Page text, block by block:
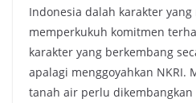
Indonesia dalah karakter
memperkukuh komitmen
karakter yang berkembang
apalagi menggoyahkan NKRI.
tanah air perlu